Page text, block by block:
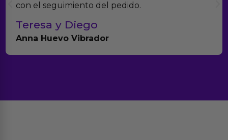
con el seguimiento del pedido.
Teresa y Diego
Anna Huevo Vibrador